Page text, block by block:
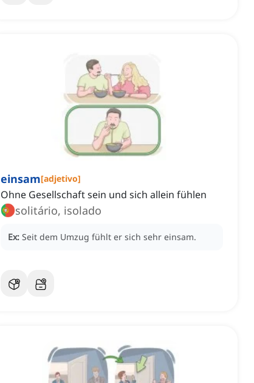
einsam[adjetivo]
Ohne Gesellschaft sein und sich allein fühlen
solitário, isolado
Ex: Seit dem Umzug fühlt er sich sehr einsam.